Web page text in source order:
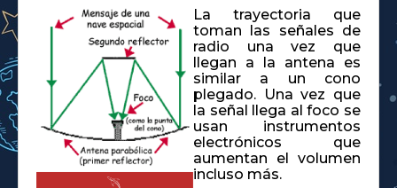
La trayectoria que
toman las señales de
radio una vez que
llegan a la antena es
similar a un cono
plegado. Una vez que
la señal llega al foco se
usan instrumentos
electrónicos que
aumentan el volumen
incluso más.